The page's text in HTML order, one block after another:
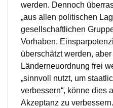
werden. Dennoch
„aus allen politischen
gesellschaftlichen
Vorhaben.
überschätzt werden,
Länderneuordnung frei
„sinnvoll nutzt, um
verbessern“, könne dies
Akzeptanz zu